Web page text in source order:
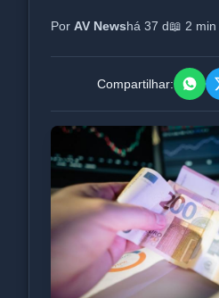
Por AV Newshá 37 d📖 2
Compartilhar: